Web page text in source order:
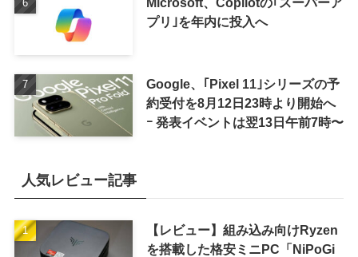
プリ｣を年内に投入へ
Google、｢Pixel 11｣シリーズの予
約受付を8月12日23時より開始へ
ｰ 発表イベントは翌13日午前7時〜
人気レビュー記事
【レビュー】組み込み向けRyzen
を搭載した格安ミニPC「NiPoGi